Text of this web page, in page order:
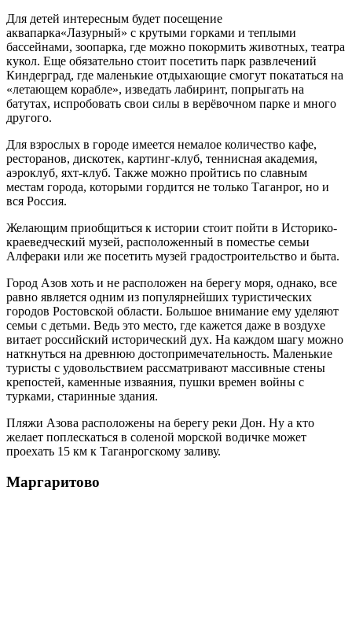
Для детей интересным будет посещение
аквапарка«Лазурный» с крутыми горками и теплыми
бассейнами, зоопарка, где можно покормить животных, театра
кукол. Еще обязательно стоит посетить парк развлечений
Киндерград, где маленькие отдыхающие смогут покататься на
«летающем корабле», изведать лабиринт, попрыгать на
батутах, испробовать свои силы в верёвочном парке и много
другого.
Для взрослых в городе имеется немалое количество кафе,
ресторанов, дискотек, картинг-клуб, теннисная академия,
аэроклуб, яхт-клуб. Также можно пройтись по славным
местам города, которыми гордится не только Таганрог, но и
вся Россия.
Желающим приобщиться к истории стоит пойти в Историко-
краеведческий музей, расположенный в поместье семьи
Алфераки или же посетить музей градостроительство и быта.
Город Азов хоть и не расположен на берегу моря, однако, все
равно является одним из популярнейших туристических
городов Ростовской области. Большое внимание ему уделяют
семьи с детьми. Ведь это место, где кажется даже в воздухе
витает российский исторический дух. На каждом шагу можно
наткнуться на древнюю достопримечательность. Маленькие
туристы с удовольствием рассматривают массивные стены
крепостей, каменные изваяния, пушки времен войны с
турками, старинные здания.
Пляжи Азова расположены на берегу реки Дон. Ну а кто
желает поплескаться в соленой морской водичке может
проехать 15 км к Таганрогскому заливу.
Маргаритово